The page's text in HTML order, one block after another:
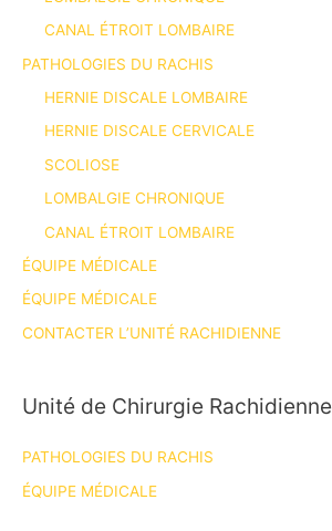
CANAL ÉTROIT LOMBAIRE
PATHOLOGIES DU RACHIS
HERNIE DISCALE LOMBAIRE
HERNIE DISCALE CERVICALE
SCOLIOSE
LOMBALGIE CHRONIQUE
CANAL ÉTROIT LOMBAIRE
ÉQUIPE MÉDICALE
ÉQUIPE MÉDICALE
CONTACTER L’UNITÉ RACHIDIENNE
Unité de Chirurgie Rachidienne
PATHOLOGIES DU RACHIS
ÉQUIPE MÉDICALE